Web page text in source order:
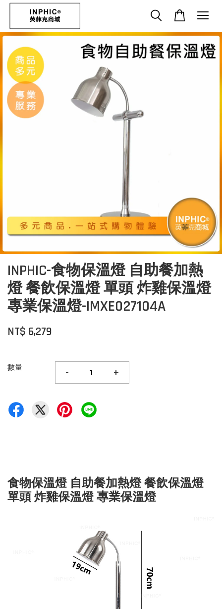
INPHIC-食物保溫燈 自助餐加熱
燈 餐飲保溫燈 單頭 炸雞保溫燈
專業保溫燈-IMXE027104A
NT$ 6,279
數量 - +
食物保溫燈 自助餐加熱燈 餐飲保溫燈
單頭 炸雞保溫燈 專業保溫燈